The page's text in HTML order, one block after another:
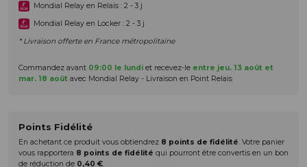
Mondial Relay en Relais : 2 - 3 j
Mondial Relay en Locker : 2 - 3 j
* Livraison offerte en France métropolitaine
Commandez avant 09:00 le lundi et recevez-le entre jeu. 13 août et
mar. 18 août avec Mondial Relay - Livraison en Point Relais
Points Fidélité
En achetant ce produit vous obtiendrez 8 points de fidélité. Votre panier
vous rapportera 8 points de fidélité qui pourront être convertis en un bon
de réduction de 0,40 €.